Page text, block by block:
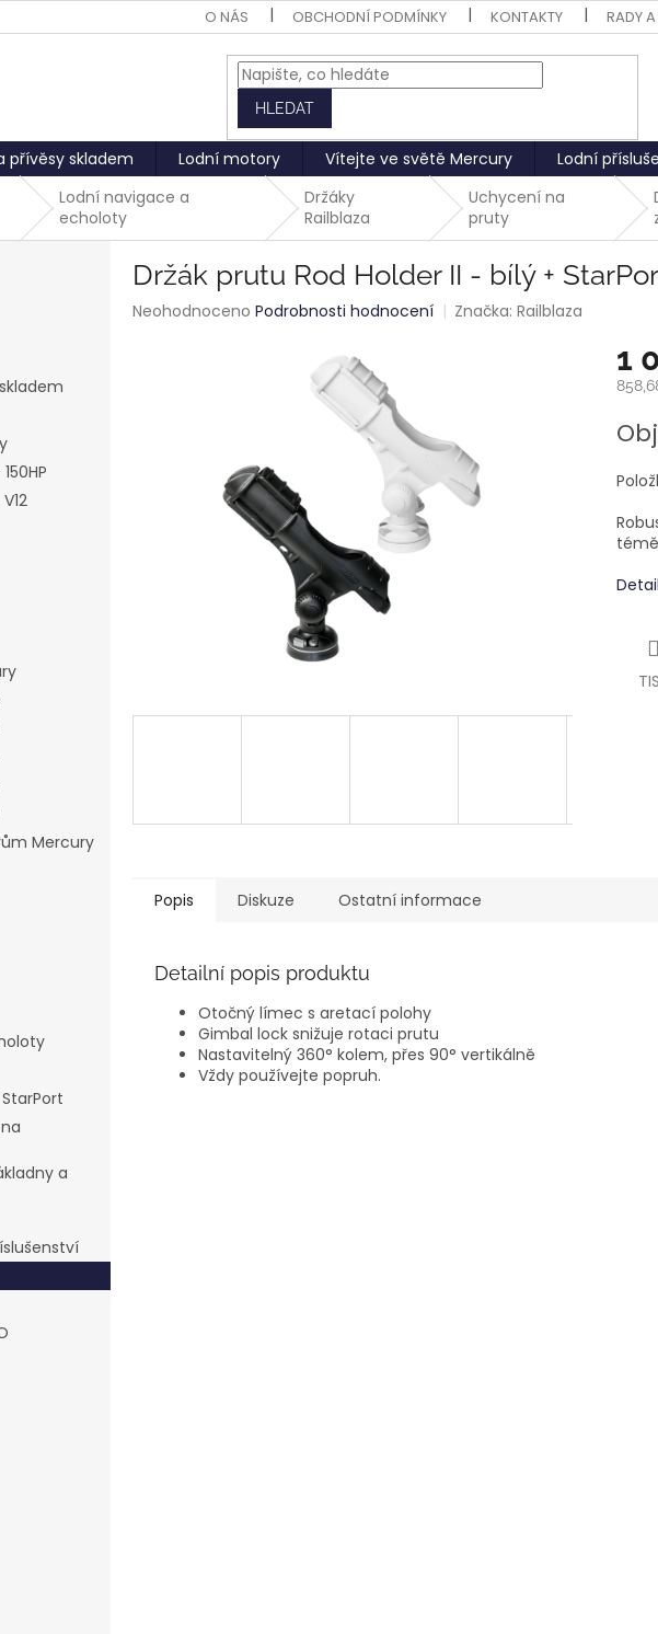
O NÁS OBCHODNÍ PODMÍNKY KONTAKTY RADY A
HLEDAT
přívěsy skladem Lodní motory Vítejte ve světě Mercury Lodní
Lodní navigace a
echoloty
Držáky
Railblaza
Uchycení na
pruty
Mercury
a
Držák prutu Rod Holder II - bílý +
Průměrné
Neohodnoceno Podrobnosti hodnocení Značka:Railblaza
1
cena:
Popis Diskuze Ostatní informace
Detailní popis produktu
Otočný límec s aretací polohy
Gimbal lock snižuje rotaci prutu
Nastavitelný 360° kolem, přes 90° vertikálně
Vždy používejte popruh.